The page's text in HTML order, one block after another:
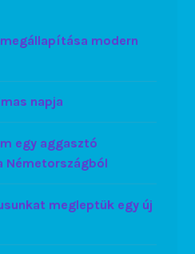
modern
napja
egy aggasztó
Németországból
megleptük egy új